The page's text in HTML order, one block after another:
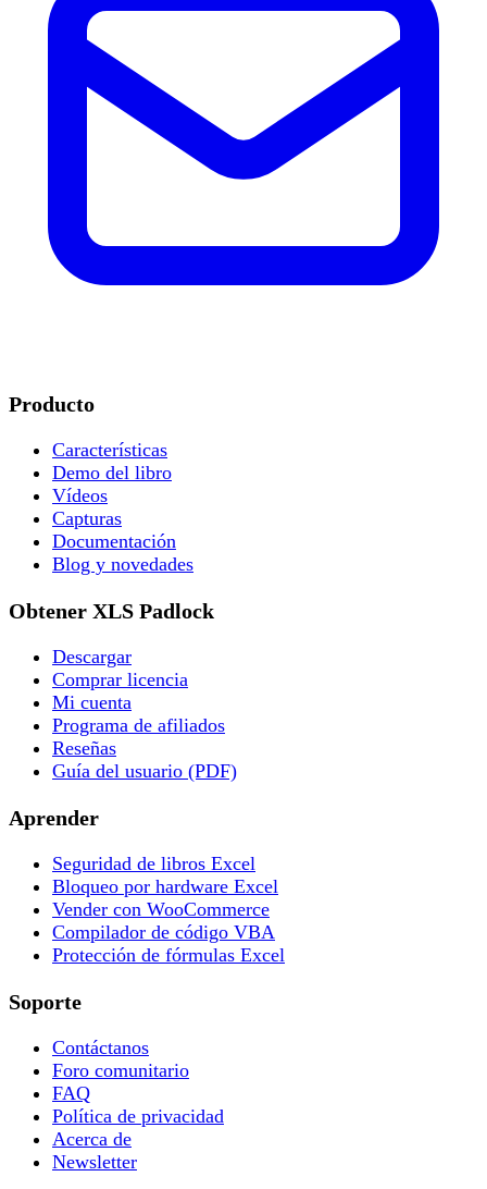
Producto
Características
Demo del libro
Vídeos
Capturas
Documentación
Blog y novedades
Obtener XLS Padlock
Descargar
Comprar licencia
Mi cuenta
Programa de afiliados
Reseñas
Guía del usuario (PDF)
Aprender
Seguridad de libros Excel
Bloqueo por hardware Excel
Vender con WooCommerce
Compilador de código VBA
Protección de fórmulas Excel
Soporte
Contáctanos
Foro comunitario
FAQ
Política de privacidad
Acerca de
Newsletter